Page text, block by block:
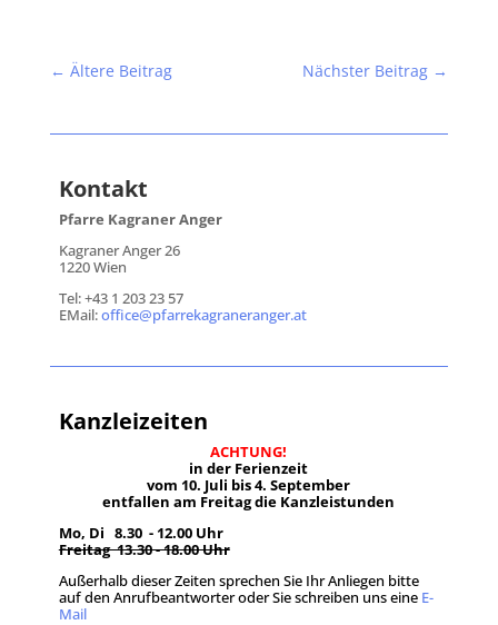
← Ältere Beitrag Nächster Beitrag →
Kontakt
Pfarre Kagraner Anger
Kagraner Anger 26
1220 Wien
Tel: +43 1 203 23 57
EMail:office@pfarrekagraneranger.at
Kanzleizeiten
ACHTUNG!
in der Ferienzeit
vom 10. Juli bis 4. September
entfallen am Freitag die Kanzleistunden
Mo, Di 8.30 - 12.00 Uhr
Freitag 13.30 - 18.00 Uhr
Außerhalb dieser Zeiten sprechen Sie Ihr Anliegen bitte
auf den Anrufbeantworter oder Sie schreiben uns eine E-
Mail.